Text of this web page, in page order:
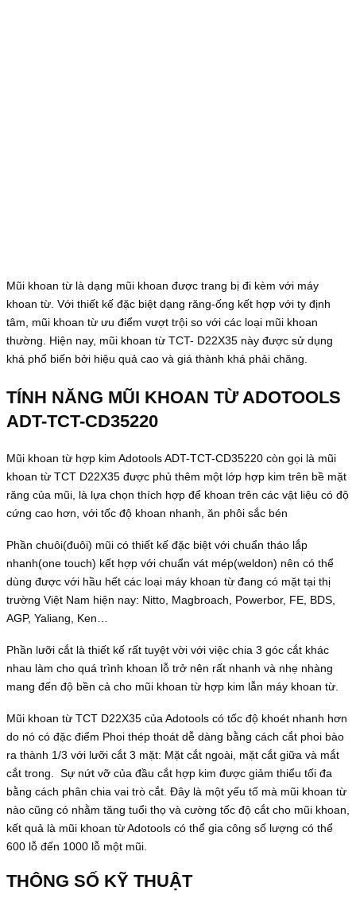
Mũi khoan từ là dạng mũi khoan được trang bị đi kèm với máy
khoan từ. Với thiết kế đặc biệt dạng răng-ống kết hợp với ty định
tâm, mũi khoan từ ưu điểm vượt trội so với các loại mũi khoan
thường. Hiện nay, mũi khoan từ TCT- D22X35 này được sử dụng
khá phổ biến bởi hiệu quả cao và giá thành khá phải chăng.
TÍNH NĂNG MŨI KHOAN TỪ ADOTOOLS
ADT-TCT-CD35220
Mũi khoan từ hợp kim Adotools ADT-TCT-CD35220 còn gọi là mũi
khoan từ TCT D22X35 được phủ thêm một lớp hợp kim trên bề mặt
răng của mũi, là lựa chọn thích hợp để khoan trên các vật liệu có độ
cứng cao hơn, với tốc độ khoan nhanh, ăn phôi sắc bén
Phần chuôi(đuôi) mũi có thiết kế đặc biệt với chuẩn tháo lắp
nhanh(one touch) kết hợp với chuẩn vát mép(weldon) nên có thể
dùng được với hầu hết các loại máy khoan từ đang có mặt tại thị
trường Việt Nam hiện nay: Nitto, Magbroach, Powerbor, FE, BDS,
AGP, Yaliang, Ken…
Phần lưỡi cắt là thiết kế rất tuyệt vời với việc chia 3 góc cắt khác
nhau làm cho quá trình khoan lỗ trở nên rất nhanh và nhẹ nhàng
mang đến độ bền cả cho mũi khoan từ hợp kim lẫn máy khoan từ.
Mũi khoan từ TCT D22X35 của Adotools có tốc độ khoét nhanh hơn
do nó có đặc điểm Phoi thép thoát dễ dàng bằng cách cắt phoi bào
ra thành 1/3 với lưỡi cắt 3 mặt: Mặt cắt ngoài, mặt cắt giữa và mắt
cắt trong. Sự nứt vỡ của đầu cắt hợp kim được giảm thiểu tối đa
bằng cách phân chia vai trò cắt. Đây là một yếu tố mà mũi khoan từ
nào cũng có nhằm tăng tuổi thọ và cường tốc độ cắt cho mũi khoan,
kết quả là mũi khoan từ Adotools có thể gia công số lượng có thể
600 lỗ đến 1000 lỗ một mũi.
THÔNG SỐ KỸ THUẬT